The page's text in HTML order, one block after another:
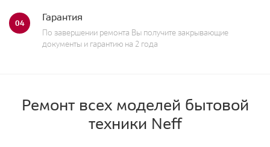
04 Гарантия
По завершении ремонта Вы получите закрывающие
документы и гарантию на 2 года
Ремонт всех моделей бытовой
техники Neff